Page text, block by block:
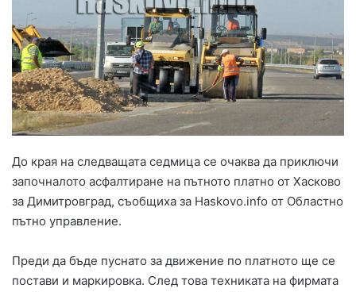
До края на следващата седмица се очаква да приключи
започналото асфалтиране на пътното платно от Хасково
за Димитровград, съобщиха за Haskovo.info от Областно
пътно управление.
Преди да бъде пуснато за движение по платното ще се
постави и маркировка. След това техниката на фирмата